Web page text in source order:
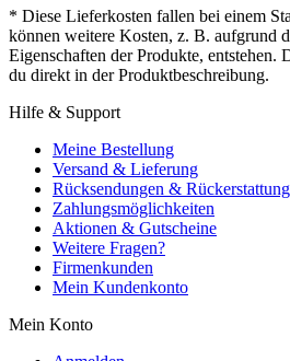
* Diese Lieferkosten fallen bei einem
können weitere Kosten, z. B. aufgrund
Eigenschaften der Produkte, entstehen.
du direkt in der Produktbeschreibung.
Hilfe & Support
Meine Bestellung
Versand & Lieferung
Rücksendungen &
Zahlungsmöglichkeiten
Aktionen & Gutscheine
Weitere Fragen?
Firmenkunden
Mein Kundenkonto
Mein Konto